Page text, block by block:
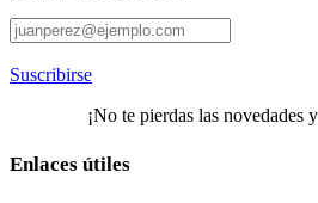
Suscribirse
¡No te pierdas las novedades
Enlaces útiles